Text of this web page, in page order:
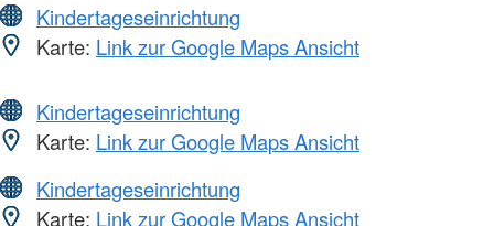
Kindertageseinrichtung
Karte: Link zur Google Maps Ansicht
Kindertageseinrichtung
Karte: Link zur Google Maps Ansicht
Kindertageseinrichtung
Karte: Link zur Google Maps Ansicht